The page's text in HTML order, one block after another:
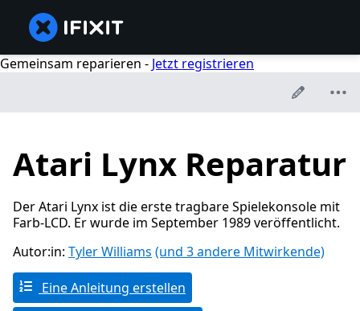
Gemeinsam reparieren - Jetzt registrieren
Atari Lynx Reparatur
Der Atari Lynx ist die erste tragbare Spielekonsole mit
Farb-LCD. Er wurde im September 1989 veröffentlicht.
Autor:in: Tyler Williams (und 3 andere Mitwirkende)
Eine Anleitung erstellen